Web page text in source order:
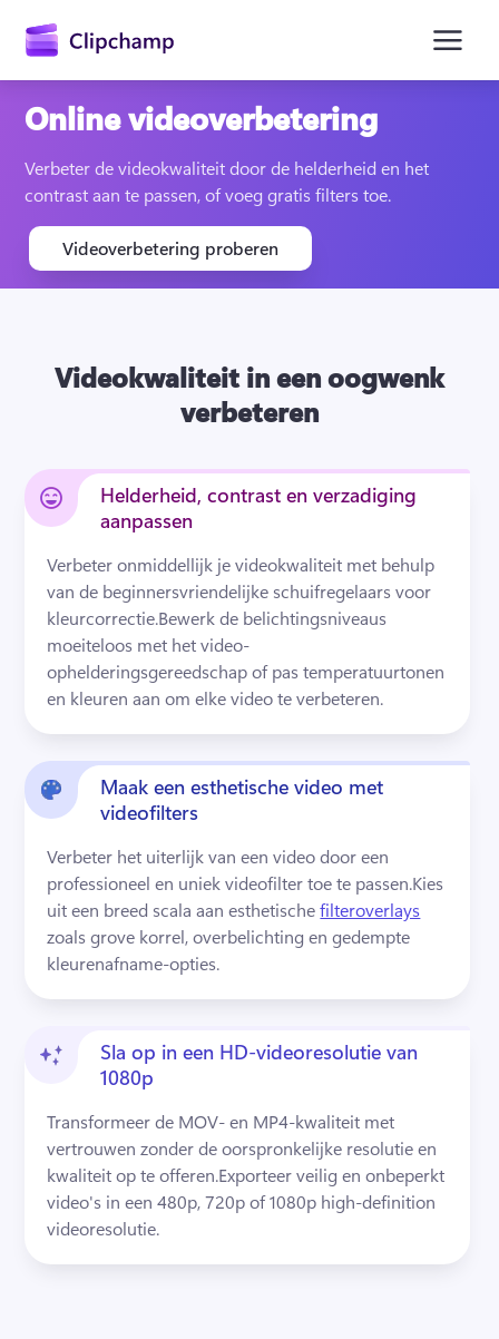
Aanmelden
Online videoverbetering
Verbeter de videokwaliteit door de helderheid en het
contrast aan te passen, of voeg gratis filters toe.
Videoverbetering proberen
Videokwaliteit in een oogwenk
verbeteren
Helderheid, contrast en verzadiging
aanpassen
Verbeter onmiddellijk je videokwaliteit met behulp
van de beginnersvriendelijke schuifregelaars voor
kleurcorrectie.Bewerk de belichtingsniveaus
moeiteloos met het video-
ophelderingsgereedschap of pas temperatuurtonen
en kleuren aan om elke video te verbeteren.
Maak een esthetische video met
videofilters
Verbeter het uiterlijk van een video door een
professioneel en uniek videofilter toe te passen.Kies
uit een breed scala aan esthetische filteroverlays
zoals grove korrel, overbelichting en gedempte
kleurenafname-opties.
Sla op in een HD-videoresolutie van
1080p
Transformeer de MOV- en MP4-kwaliteit met
vertrouwen zonder de oorspronkelijke resolutie en
kwaliteit op te offeren.Exporteer veilig en onbeperkt
video's in een 480p, 720p of 1080p high-definition
videoresolutie.